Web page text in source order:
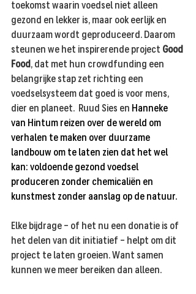
toekomst waarin voedsel niet alleen
gezond en lekker is, maar ook eerlijk en
duurzaam wordt geproduceerd. Daarom
steunen we het inspirerende project Good
Food , dat met hun crowdfunding een
belangrijke stap zet richting een
voedselsysteem dat goed is voor mens,
dier en planeet.  Ruud Sies en Hanneke
van Hintum reizen over de wereld om
verhalen te maken over duurzame
landbouw om te laten zien dat het wel
kan: voldoende gezond voedsel
produceren zonder chemicaliën en
kunstmest zonder aanslag op de natuur.
Elke bijdrage – of het nu een donatie is of
het delen van dit initiatief – helpt om dit
project te laten groeien. Want samen
kunnen we meer bereiken dan alleen.